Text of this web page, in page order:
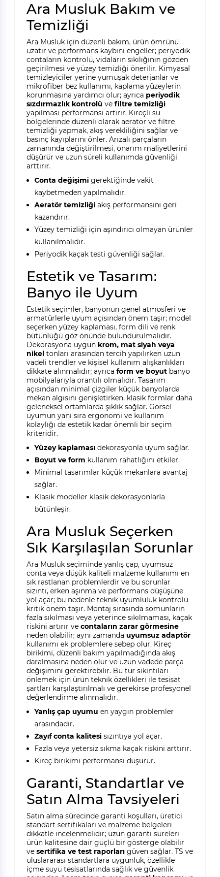
Ara Musluk Bakım ve
Temizliği
Ara Musluk için düzenli bakım, ürün ömrünü
uzatır ve performans kaybını engeller; periyodik
contaların kontrolü, vidaların sıkılığının gözden
geçirilmesi ve yüzey temizliği önerilir. Kimyasal
temizleyiciler yerine yumuşak deterjanlar ve
mikrofiber bez kullanımı, kaplama yüzeylerin
korunmasına yardımcı olur; ayrıca periyodik
sızdırmazlık kontrolü ve filtre temizliği
yapılması performansı artırır. Kireçli su
bölgelerinde düzenli olarak aeratör ve filtre
temizliği yapmak, akış verekliliğini sağlar ve
basınç kayıplarını önler. Arızalı parçaların
zamanında değiştirilmesi, onarım maliyetlerini
düşürür ve uzun süreli kullanımda güvenliği
arttırır.
Conta değişimigerektiğinde vakit
kaybetmeden yapılmalıdır.
Aeratör temizliğiakış performansını geri
kazandırır.
Yüzey temizliği için aşındırıcı olmayan ürünler
kullanılmalıdır.
Periyodik kaçak testi güvenliği sağlar.
Estetik ve Tasarım:
Banyo ile Uyum
Estetik seçimler, banyonun genel atmosferi ve
armatürlerle uyum açısından önem taşır; model
seçerken yüzey kaplaması, form dili ve renk
bütünlüğü göz önünde bulundurulmalıdır.
Dekorasyona uygun krom, mat siyah veya
nikel tonları arasından tercih yapılırken uzun
vadeli trendler ve kişisel kullanım alışkanlıkları
dikkate alınmalıdır; ayrıca form ve boyutbanyo
mobilyalarıyla orantılı olmalıdır. Tasarım
açısından minimal çizgiler küçük banyolarda
mekan algısını genişletirken, klasik formlar daha
geleneksel ortamlarda şıklık sağlar. Görsel
uyumun yanı sıra ergonomi ve kullanım
kolaylığı da estetik kadar önemli bir seçim
kriteridir.
Yüzey kaplamasıdekorasyonla uyum sağlar.
Boyut ve form kullanım rahatlığını etkiler.
Minimal tasarımlar küçük mekanlara avantaj
sağlar.
Klasik modeller klasik dekorasyonlarla
bütünleşir.
Ara Musluk Seçerken
Sık Karşılaşılan Sorunlar
Ara Musluk seçiminde yanlış çap, uyumsuz
conta veya düşük kaliteli malzeme kullanımı en
sık rastlanan problemlerdir ve bu sorunlar
sızıntı, erken aşınma ve performans düşüşüne
yol açar; bu nedenle teknik uyumluluk kontrolü
kritik önem taşır. Montaj sırasında somunların
fazla sıkılması veya yeterince sıkılmaması, kaçak
riskini artırır ve contaların zarar görmesine
neden olabilir; aynı zamanda uyumsuz adaptör
kullanımı ek problemlere sebep olur. Kireç
birikimi, düzenli bakım yapılmadığında akış
daralmasına neden olur ve uzun vadede parça
değişimini gerektirebilir. Bu tür sıkıntıları
önlemek için ürün teknik özellikleri ile tesisat
şartları karşılaştırılmalı ve gerekirse profesyonel
değerlendirme alınmalıdır.
Yanlış çap uyumu en yaygın problemler
arasındadır.
Zayıf conta kalitesisızıntıya yol açar.
Fazla veya yetersiz sıkma kaçak riskini arttırır.
Kireç birikimi performansı düşürür.
Garanti, Standartlar ve
Satın Alma Tavsiyeleri
Satın alma sürecinde garanti koşulları, üretici
standart sertifikaları ve malzeme belgeleri
dikkatle incelenmelidir; uzun garanti süreleri
ürün kalitesine dair güçlü bir gösterge olabilir
ve sertifika ve test raporlarıgüven sağlar. TS ve
uluslararası standartlara uygunluk, özellikle
içme suyu tesisatlarında sağlık ve güvenlik